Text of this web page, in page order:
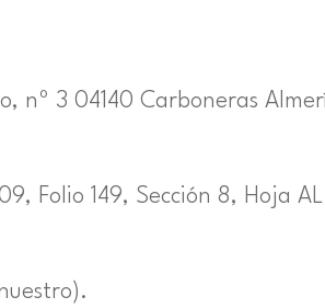
nº 3 04140 Carboneras
Folio 149, Sección 8, Hoja AL